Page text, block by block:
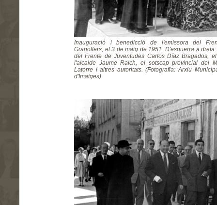
Inauguració i benedicció de l'emissora del
Granollers, el 3 de maig de 1951. D'esquerra a
del Frente de Juventudes Carlos Díaz Bragados,
l'alcalde Jaume Raich, el sotscap provincial del
Latorre i altres autoritats. (Fotografia: Arxiu
d'Imatges)